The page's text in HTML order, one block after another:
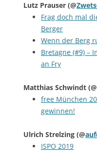
Lutz Prauser (@
Frag doch mal
Berger
Wenn der Berg
Bretagne (#9) –
an Fry
Matthias Schwindt (@
free München
gewinnen!
Ulrich Strelzing (@
ISPO 2019